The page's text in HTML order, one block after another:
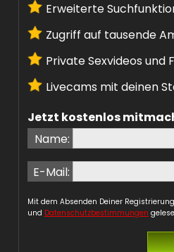
Erweiterte
Zugriff auf tausende
Private Sexvideos und
Livecams mit deinen
Jetzt kostenlos
Name:
E-Mail:
Mit dem Absenden Deiner
und Datenschutzbestimmungen